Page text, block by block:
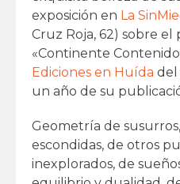
exposición en La
Cruz Roja, 62) sobre
«Continente
Ediciones en Huída del
un año de su
Geometría de
escondidas, de otros
inexplorados, de